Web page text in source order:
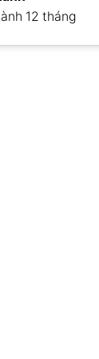
12 tháng